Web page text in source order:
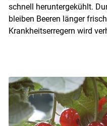
schnell heruntergekühlt.
bleiben Beeren länger
Krankheitserregern wird